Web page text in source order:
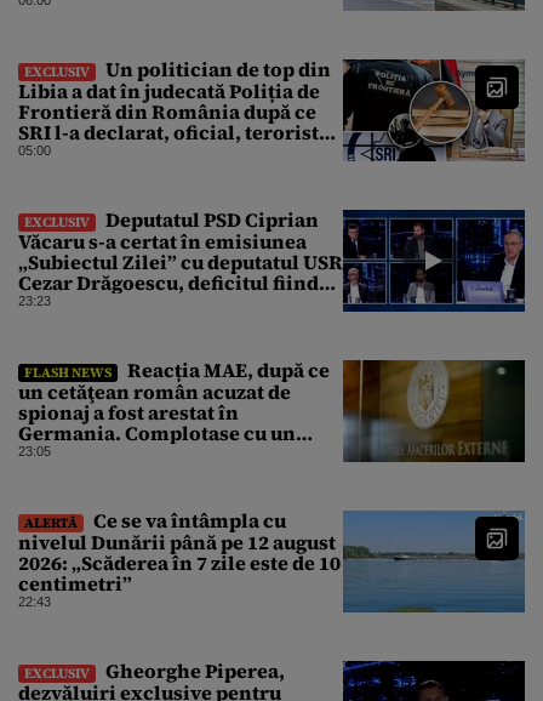
EXCLUSIV
Un politician de top din
Libia a dat în judecată Poliția de
Frontieră din România după ce
SRI l-a declarat, oficial, terorist
ISIS
05:00
EXCLUSIV
Deputatul PSD Ciprian
Văcaru s-a certat în emisiunea
„Subiectul Zilei” cu deputatul USR
Cezar Drăgoescu, deficitul fiind
motivul scandalului
23:23
FLASH NEWS
Reacția MAE, după ce
un cetăţean român acuzat de
spionaj a fost arestat în
Germania. Complotase cu un
ucrainean ca să asasineze un
23:05
ALERTĂ
Ce se va întâmpla cu
nivelul Dunării până pe 12 august
2026: „Scăderea în 7 zile este de 10
centimetri”
22:43
EXCLUSIV
Gheorghe Piperea,
dezvăluiri exclusive pentru